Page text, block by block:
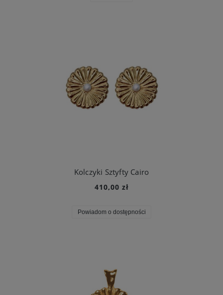
Kolczyki Sztyfty Cairo
410,00 zł
Powiadom o dostępności